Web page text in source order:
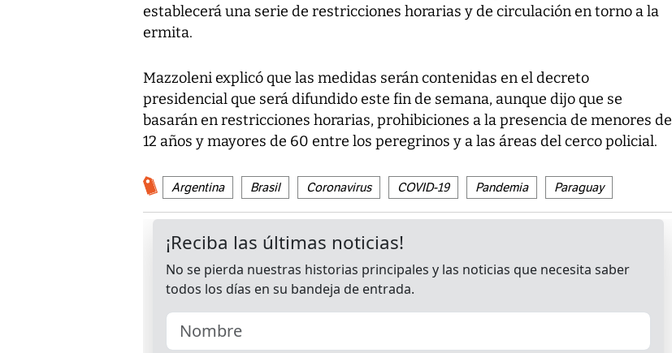
establecerá una serie de restricciones horarias y de circulación en torno a la
ermita.
Mazzoleni explicó que las medidas serán contenidas en el decreto
presidencial que será difundido este fin de semana, aunque dijo que se
basarán en restricciones horarias, prohibiciones a la presencia de menores de
12 años y mayores de 60 entre los peregrinos y a las áreas del cerco policial.
Argentina Brasil Coronavirus COVID-19 Pandemia Paraguay